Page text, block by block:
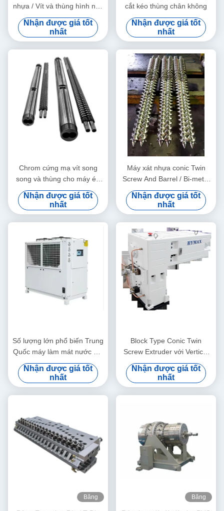
nhựa / Vít và thùng hình nón
đôi
Nhận được giá tốt
nhất
cắt kéo thùng chân không
Nhận được giá tốt
nhất
Chrom cứng mạ vít song
song và thùng cho máy ép
vít đôi và đo kích thước dịch
vụ miễn phí
Nhận được giá tốt
nhất
Máy xát nhựa conic Twin
Screw And Barrel / Bi-metal
Screw And Barrel cho Máy
xát đôi Twin Screw
Nhận được giá tốt
nhất
Số lượng lớn phổ biến Trung
Quốc máy làm mát nước mô
hình HYAC-30AD trong loại
làm mát quạt
Nhận được giá tốt
nhất
Block Type Conic Twin
Screw Extruder với Vertical
Type Gear Box High Torque
Gear Reducer
Nhận được giá tốt
nhất
Băng
Băng